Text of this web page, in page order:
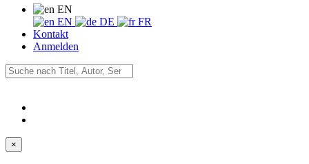
EN
EN
DE
FR
Kontakt
Anmelden
×